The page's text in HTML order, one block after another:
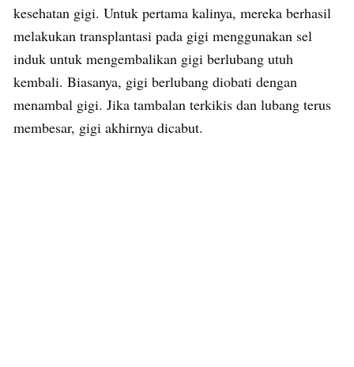
kesehatan gigi. Untuk pertama kalinya, mereka berhasil
melakukan transplantasi pada gigi menggunakan sel
induk untuk mengembalikan gigi berlubang utuh
kembali. Biasanya, gigi berlubang diobati dengan
menambal gigi. Jika tambalan terkikis dan lubang terus
membesar, gigi akhirnya dicabut.